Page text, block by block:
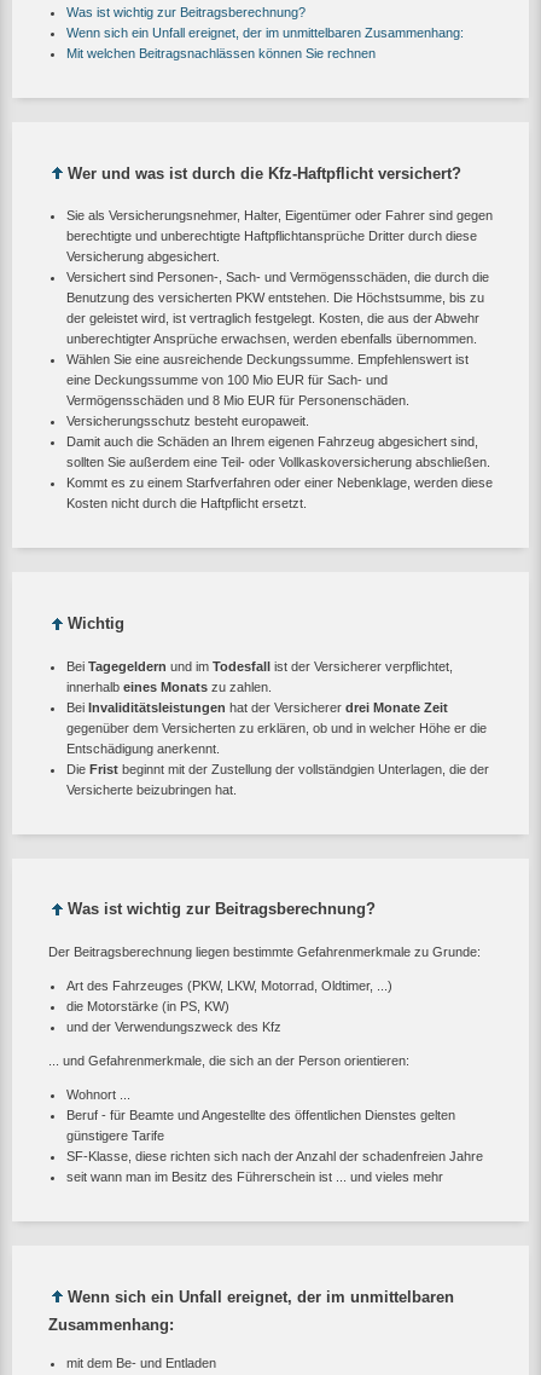
Was ist wichtig zur Beitragsberechnung?
Wenn sich ein Unfall ereignet, der im unmittelbaren Zusammenhang:
Mit welchen Beitragsnachlässen können Sie rechnen
Wer und was ist durch die Kfz-Haftpflicht versichert?
Sie als Versicherungsnehmer, Halter, Eigentümer oder Fahrer sind gegen
berechtigte und unberechtigte Haftpflichtansprüche Dritter durch diese
Versicherung abgesichert.
Versichert sind Personen-, Sach- und Vermögensschäden, die durch die
Benutzung des versicherten PKW entstehen. Die Höchstsumme, bis zu
der geleistet wird, ist vertraglich festgelegt. Kosten, die aus der Abwehr
unberechtigter Ansprüche erwachsen, werden ebenfalls übernommen.
Wählen Sie eine ausreichende Deckungssumme. Empfehlenswert ist
eine Deckungssumme von 100 Mio EUR für Sach- und
Vermögensschäden und 8 Mio EUR für Personenschäden.
Versicherungsschutz besteht europaweit.
Damit auch die Schäden an Ihrem eigenen Fahrzeug abgesichert sind,
sollten Sie außerdem eine Teil- oder Vollkaskoversicherung abschließen.
Kommt es zu einem Starfverfahren oder einer Nebenklage, werden diese
Kosten nicht durch die Haftpflicht ersetzt.
Wichtig
Bei Tagegeldern und im Todesfall ist der Versicherer verpflichtet,
innerhalb eines Monats zu zahlen.
Bei Invaliditätsleistungen hat der Versicherer drei Monate Zeit
gegenüber dem Versicherten zu erklären, ob und in welcher Höhe er die
Entschädigung anerkennt.
Die Frist beginnt mit der Zustellung der vollständgien Unterlagen, die der
Versicherte beizubringen hat.
Was ist wichtig zur Beitragsberechnung?
Der Beitragsberechnung liegen bestimmte Gefahrenmerkmale zu Grunde:
Art des Fahrzeuges (PKW, LKW, Motorrad, Oldtimer, ...)
die Motorstärke (in PS, KW)
und der Verwendungszweck des Kfz
... und Gefahrenmerkmale, die sich an der Person orientieren:
Wohnort ...
Beruf - für Beamte und Angestellte des öffentlichen Dienstes gelten
günstigere Tarife
SF-Klasse, diese richten sich nach der Anzahl der schadenfreien Jahre
seit wann man im Besitz des Führerschein ist ... und vieles mehr
Wenn sich ein Unfall ereignet, der im unmittelbaren
Zusammenhang:
mit dem Be- und Entladen